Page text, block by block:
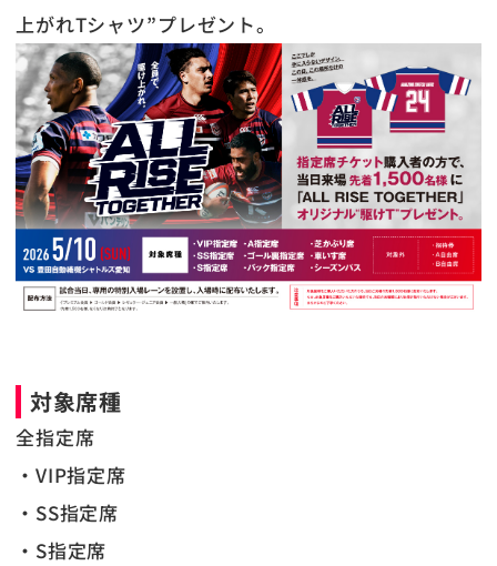
上がれTシャツ”プレゼント。
対象席種
全指定席
・VIP指定席
・SS指定席
・S指定席